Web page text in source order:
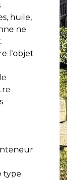
huile,
ne
l'objet
type